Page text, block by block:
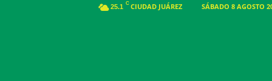
25.1 C CIUDAD JUÁREZ SÁBADO 8 AGOSTO